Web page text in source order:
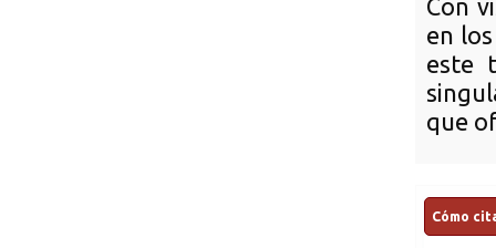
Con
en
este
que
Cómo